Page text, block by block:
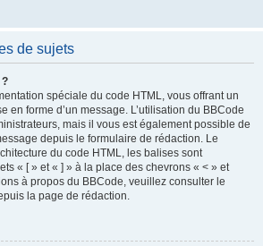
de sujets
?
spéciale du code HTML, vous offrant un
en forme d’un message. L’utilisation du BBCode
mais il vous est également possible de
depuis le formulaire de rédaction. Le
du code HTML, les balises sont
« [ » et « ] » à la place des chevrons « < » et
à propos du BBCode, veuillez consulter le
la page de rédaction.